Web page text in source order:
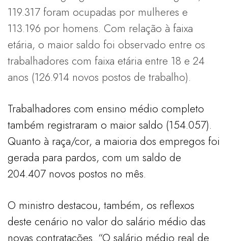
119.317 foram ocupadas por mulheres e
113.196 por homens. Com relação à faixa
etária, o maior saldo foi observado entre os
trabalhadores com faixa etária entre 18 e 24
anos (126.914 novos postos de trabalho).
Trabalhadores com ensino médio completo
também registraram o maior saldo (154.057).
Quanto à raça/cor, a maioria dos empregos foi
gerada para pardos, com um saldo de
204.407 novos postos no mês.
O ministro destacou, também, os reflexos
deste cenário no valor do salário médio das
novas contratações. “O salário médio real de